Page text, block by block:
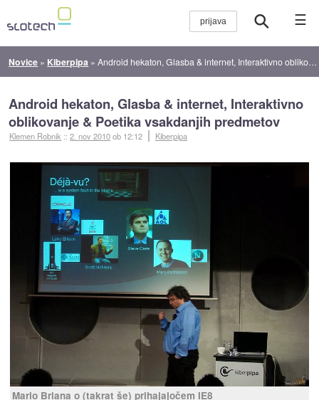
☰
Novice » Kiberpipa »Android hekaton, Glasba & internet, Interaktivno oblikovanje & Poetika vsakdanjih predmetov
Android hekaton, Glasba & internet, Interaktivno
oblikovanje & Poetika vsakdanjih predmetov
Klemen Robnik ::2. nov 2010ob 12:12 Kiberpipa
Mario Briana o (takrat še) prihajajočem IE8